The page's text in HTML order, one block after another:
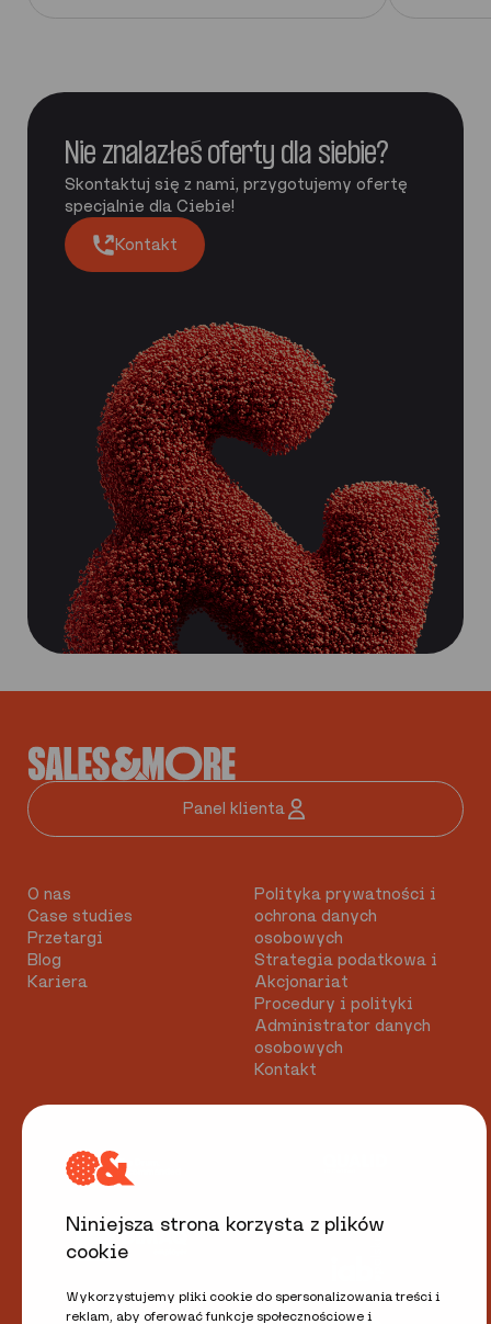
Niniejsza strona korzysta z plików
cookie
Wykorzystujemy pliki cookie do spersonalizowania treści i
reklam, aby oferować funkcje społecznościowe i
Nie znalazłeś oferty dla siebie?
Skontaktuj się z nami, przygotujemy ofertę
specjalnie dla Ciebie!
Kontakt
Panel klienta
O nas
Case studies
Przetargi
Blog
Kariera
Polityka prywatności i
ochrona danych
osobowych
Strategia podatkowa i
Akcjonariat
Procedury i polityki
Administrator danych
osobowych
Kontakt